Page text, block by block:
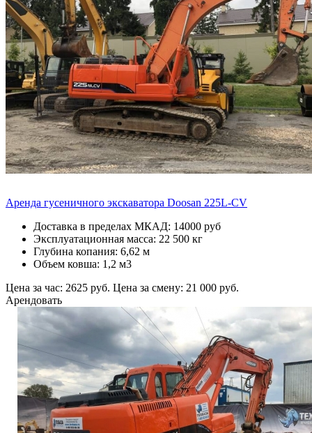
Аренда гусеничного экскаватора Doosan 225L-CV
Доставка в пределах МКАД: 14000 руб
Эксплуатационная масса: 22 500 кг
Глубина копания: 6,62 м
Объем ковша: 1,2 м3
Цена за час: 2625 руб. Цена за смену: 21 000 руб.
Арендовать